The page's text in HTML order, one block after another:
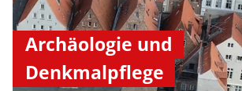
Archäologie und
Denkmalpflege